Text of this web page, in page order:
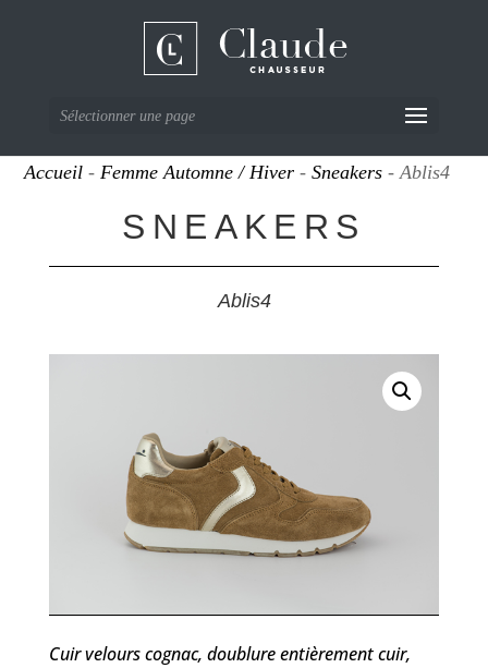
Sélectionner une page
Accueil -Femme Automne / Hiver -Sneakers - Ablis4
SNEAKERS
Ablis4
Cuir velours cognac, doublure entièrement cuir,